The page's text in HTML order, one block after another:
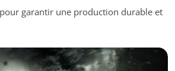
garantir une production durable et